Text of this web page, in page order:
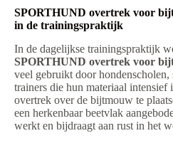
SPORTHUND overtrek voor
in de trainingspraktijk
In de dagelijkse trainingspraktijk
SPORTHUND overtrek voor
veel gebruikt door hondenscholen,
trainers die hun materiaal intensief
overtrek over de bijtmouw te
een herkenbaar beetvlak
werkt en bijdraagt aan rust in het